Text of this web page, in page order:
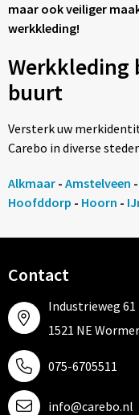
maar ook veiliger
werkkleding!
Werkkleding
buurt
Versterk uw
Carebo in diverse
Alkmaar- Amstelveen -
Hoofddorp - Hoorn -
Contact
Industrieweg 61
1521 NE
075-6705511
info@carebo.nl